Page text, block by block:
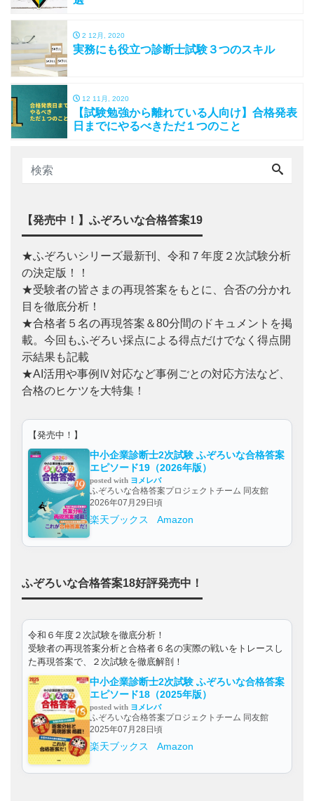
2 12月, 2020
実務にも役立つ診断士試験３つのスキル
12 11月, 2020
【試験勉強から離れている人向け】合格発表
日までにやるべきただ１つのこと
【発売中！】ふぞろいな合格答案19
★ふぞろいシリーズ最新刊、令和７年度２次試験分析
の決定版！！
★受験者の皆さまの再現答案をもとに、合否の分かれ
目を徹底分析！
★合格者５名の再現答案＆80分間のドキュメントを掲
載。今回もふぞろい採点による得点だけでなく得点開
示結果も記載
★AI活用や事例Ⅳ対応など事例ごとの対応方法など、
合格のヒケツを大特集！
【発売中！】
中小企業診断士2次試験 ふぞろいな合格答案
エピソード19（2026年版）
posted with ヨメレバ
ふぞろいな合格答案プロジェクトチーム 同友館
2026年07月29日頃
楽天ブックス Amazon
ふぞろいな合格答案18好評発売中！
令和６年度２次試験を徹底分析！
受験者の再現答案分析と合格者６名の実際の戦いをトレースし
た再現答案で、２次試験を徹底解剖！
中小企業診断士2次試験 ふぞろいな合格答案
エピソード18（2025年版）
posted with ヨメレバ
ふぞろいな合格答案プロジェクトチーム 同友館
2025年07月28日頃
楽天ブックス Amazon